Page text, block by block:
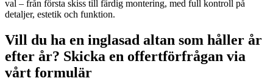
val – från första skiss till färdig montering, med full kontroll på
detaljer, estetik och funktion.
Vill du ha en inglasad altan som håller år
efter år? Skicka en offertförfrågan via
vårt formulär